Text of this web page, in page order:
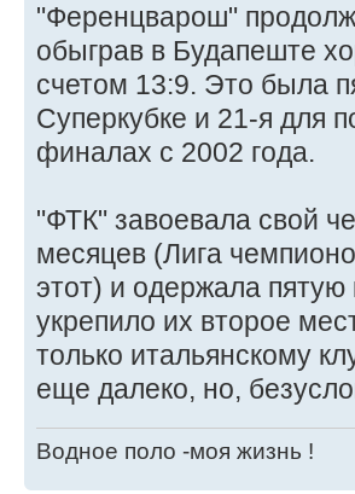
"Ференцварош"
обыграв в Будапеште
счетом 13:9. Это была
Суперкубке и 21-я для
финалах с 2002 года.
"ФТК" завоевала свой
месяцев (Лига
этот) и одержала
укрепило их второе
только итальянскому
еще далеко, но,
Водное поло -моя жизнь !